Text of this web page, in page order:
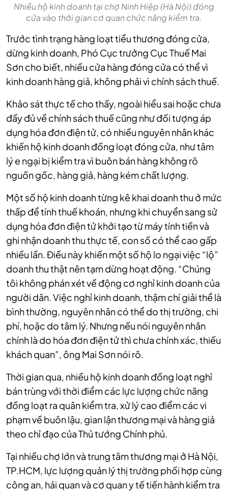
Nhiều hộ kinh doanh tại chợ Ninh Hiệp (Hà Nội) đóng
cửa vào thời gian cơ quan chức năng kiểm tra.
Trước tình trạng hàng loạt tiểu thương đóng cửa,
dừng kinh doanh, Phó Cục trưởng Cục Thuế Mai
Sơn cho biết, nhiều cửa hàng đóng cửa có thể vì
kinh doanh hàng giả, không phải vì chính sách thuế.
Khảo sát thực tế cho thấy, ngoài hiểu sai hoặc chưa
đầy đủ về chính sách thuế cũng như đối tượng áp
dụng hóa đơn điện tử, có nhiều nguyên nhân khác
khiến hộ kinh doanh đồng loạt đóng cửa, như tâm
lý e ngại bị kiểm tra vì buôn bán hàng không rõ
nguồn gốc, hàng giả, hàng kém chất lượng.
Một số hộ kinh doanh từng kê khai doanh thu ở mức
thấp để tính thuế khoán, nhưng khi chuyển sang sử
dụng hóa đơn điện tử khởi tạo từ máy tính tiền và
ghi nhận doanh thu thực tế, con số có thể cao gấp
nhiều lần. Điều này khiến một số hộ lo ngại việc “lộ”
doanh thu thật nên tạm dừng hoạt động. “Chúng
tôi không phán xét về động cơ nghỉ kinh doanh của
người dân. Việc nghỉ kinh doanh, thậm chí giải thể là
bình thường, nguyên nhân có thể do thị trường, chi
phí, hoặc do tâm lý. Nhưng nếu nói nguyên nhân
chính là do hóa đơn điện tử thì chưa chính xác, thiếu
khách quan”, ông Mai Sơn nói rõ.
Thời gian qua, nhiều hộ kinh doanh đồng loạt nghỉ
bán trùng với thời điểm các lực lượng chức năng
đồng loạt ra quân kiểm tra, xử lý cao điểm các vi
phạm về buôn lậu, gian lận thương mại và hàng giả
theo chỉ đạo của Thủ tướng Chính phủ.
Tại nhiều chợ lớn và trung tâm thương mại ở Hà Nội,
TP.HCM, lực lượng quản lý thị trường phối hợp cùng
công an, hải quan và cơ quan y tế tiến hành kiểm tra